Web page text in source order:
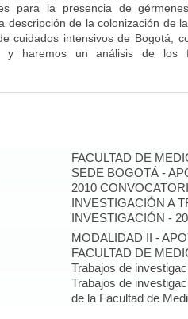
para la presencia de
descripción de la colonización de
cuidados intensivos de Bogotá,
y haremos un análisis de los
FACULTAD DE
SEDE BOGOTÁ -
2010
INVESTIGACIÓN A
INVESTIGACIÓN -
MODALIDAD II -
FACULTAD DE
Trabajos de
Trabajos de
de la Facultad de